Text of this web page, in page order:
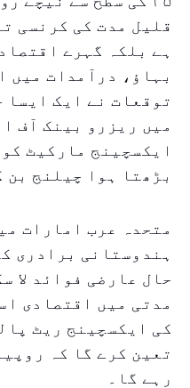
قلیل مدت کی کرنسی
ہے بلکہ گہرے
بہاؤ، درآمدات میں
توقعات نے ایک ایسا
میں ریزرو بینک آف
ایکسچینج مارکیٹ
بڑھتا ہوا چیلنج بن
متحدہ عرب امارات
ہندوستانی برادری
حال عارضی فوائد لا
مدتی میں اقتصادی
کی ایکسچینج ریٹ
تعین کرے گا کہ
رہے گا۔